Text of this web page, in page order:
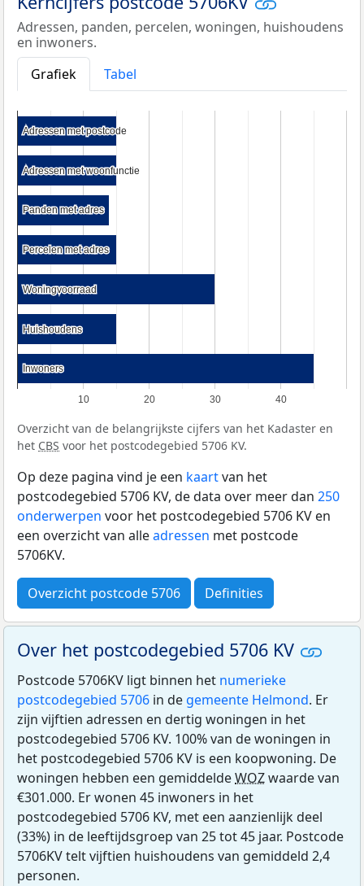
Adressen, panden, percelen, woningen, huishoudens
en inwoners.
Grafiek
Tabel
10 20 30 40
Adressen met postcode
Adressen met postcode
Adressen met woonfunctie
Adressen met woonfunctie
Panden met adres
Panden met adres
Percelen met adres
Percelen met adres
Woningvoorraad
Woningvoorraad
Huishoudens
Huishoudens
Inwoners
Inwoners
Overzicht van de belangrijkste cijfers van het Kadaster en
het CBS voor het postcodegebied 5706 KV.
Op deze pagina vind je een kaartvan het
postcodegebied 5706 KV, de data over meer dan 250
onderwerpen voor het postcodegebied 5706 KV en
een overzicht van alleadressen met postcode
5706KV.
Overzicht postcode 5706 Definities
Over het postcodegebied 5706 KV
Postcode 5706KV ligt binnen het numerieke
postcodegebied 5706 in de gemeente Helmond. Er
zijn vijftien adressen en dertig woningen in het
postcodegebied 5706 KV. 100% van de woningen in
het postcodegebied 5706 KV is een koopwoning. De
woningen hebben een gemiddeldeWOZwaarde van
€301.000. Er wonen 45 inwoners in het
postcodegebied 5706 KV, met een aanzienlijk deel
(33%) in de leeftijdsgroep van 25 tot 45 jaar. Postcode
5706KV telt vijftien huishoudens van gemiddeld 2,4
personen.